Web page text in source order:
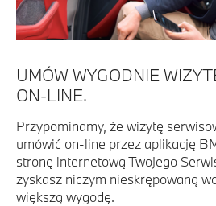
UMÓW WYGODNIE
ON-LINE.
Przypominamy, że wizytę
umówić on-line przez aplikację
stronę internetową Twojego
zyskasz niczym nieskrępowaną
większą wygodę.